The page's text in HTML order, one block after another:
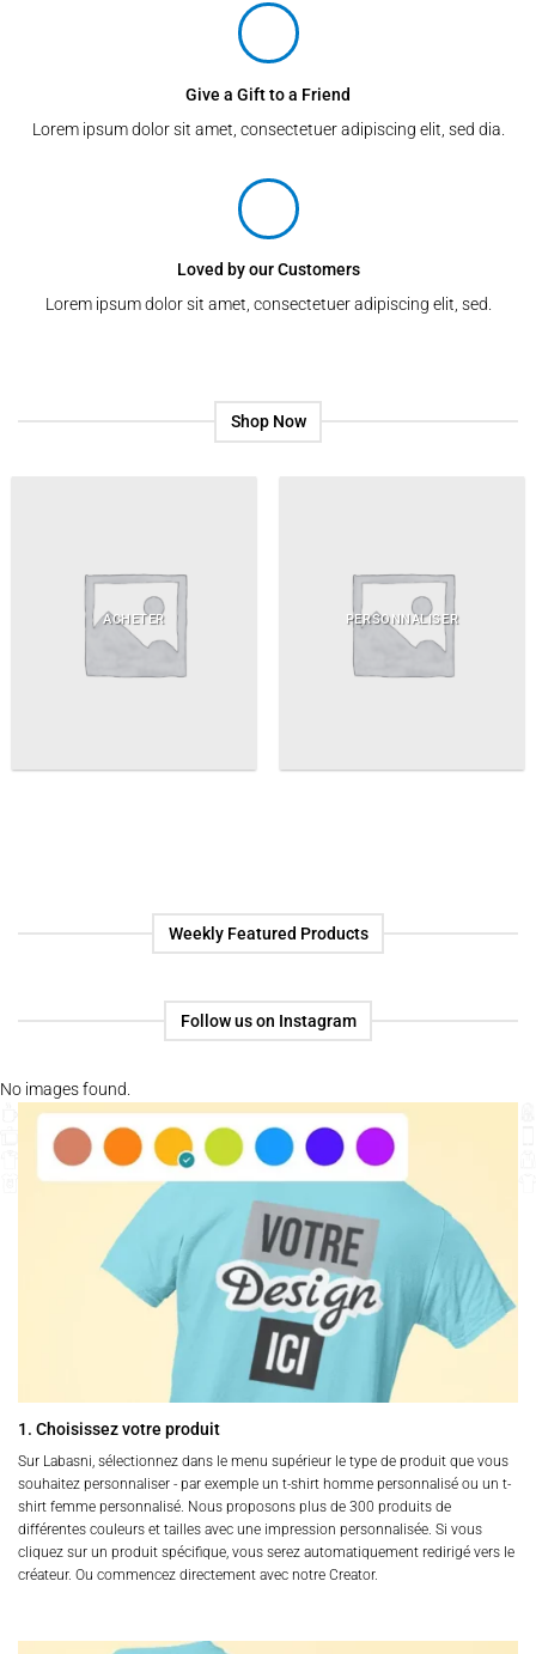
Give a Gift to a Friend
Lorem ipsum dolor sit amet, consectetuer adipiscing elit, sed dia.
Loved by our Customers
Lorem ipsum dolor sit amet, consectetuer adipiscing elit, sed.
Shop Now
ACHETER PERSONNALISER
Weekly Featured Products
Follow us on Instagram
No images found.
1. Choisissez votre produit
Sur Labasni, sélectionnez dans le menu supérieur le type de produit que vous
souhaitez personnaliser - par exemple un t-shirt homme personnalisé ou un t-
shirt femme personnalisé. Nous proposons plus de 300 produits de
différentes couleurs et tailles avec une impression personnalisée. Si vous
cliquez sur un produit spécifique, vous serez automatiquement redirigé vers le
créateur. Ou commencez directement avec notre Creator.